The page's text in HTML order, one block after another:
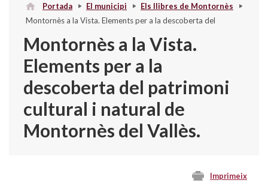
Portada El municipi
Els llibres de Montornès
Montornès a la Vista. Elements per a la descoberta del
Montornès a la Vista.
Elements per a la
descoberta del patrimoni
cultural i natural de
Montornès del Vallès.
Imprimeix